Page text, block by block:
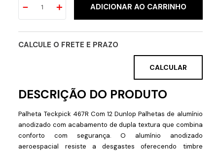
＋
－ ADICIONAR AO CARRINHO
CALCULE O FRETE E PRAZO
Palheta Teckpick 467R Com 12 Dunlop Palhetas de alumínio
anodizado com acabamento de dupla textura que combina
conforto com segurança. O alumínio anodizado
aeroespacial resiste a desgastes oferecendo timbre